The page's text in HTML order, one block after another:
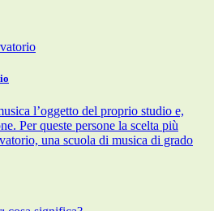
l’oggetto del proprio studio e,
Per queste persone la scelta più
una scuola di musica di grado